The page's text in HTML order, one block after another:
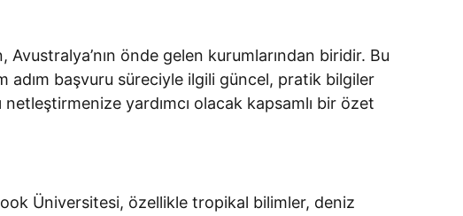
önde gelen kurumlarından biridir. Bu
adım başvuru süreciyle ilgili güncel, pratik bilgiler
netleştirmenize yardımcı olacak kapsamlı bir özet
Üniversitesi, özellikle tropikal bilimler, deniz